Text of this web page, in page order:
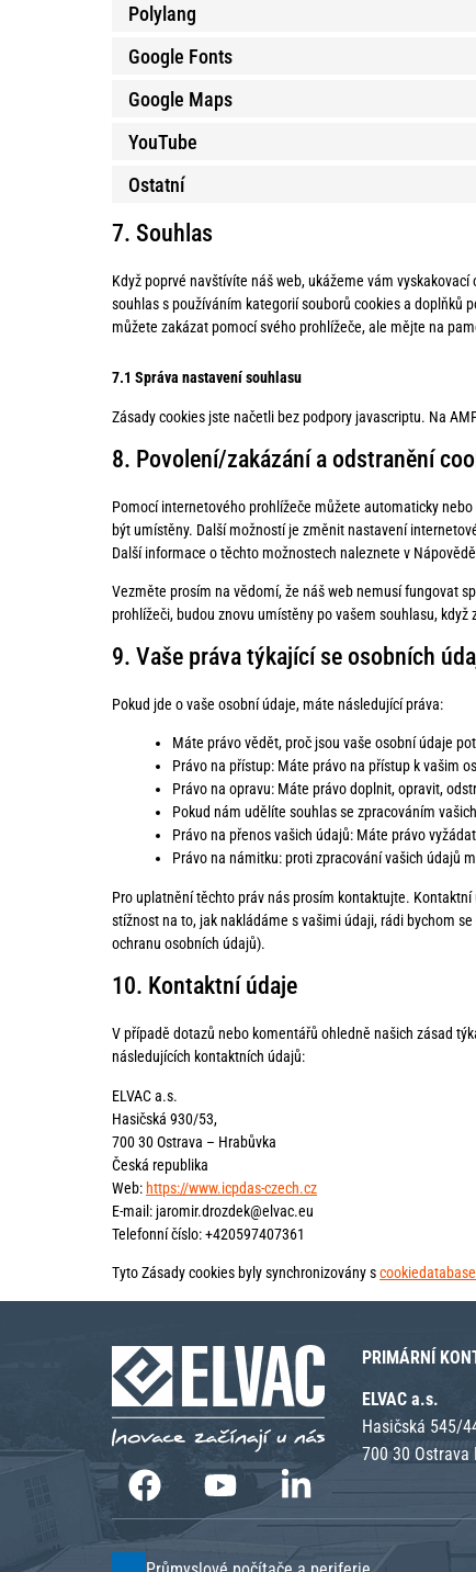
Polylang
Google Fonts
Google Maps
YouTube
Ostatní
7. Souhlas
Když poprvé navštívíte náš web, ukážeme vám
souhlas s používáním kategorií souborů cookies a doplňků
můžete zakázat pomocí svého prohlížeče, ale mějte na
7.1 Správa nastavení souhlasu
Zásady cookies jste načetli bez podpory javascriptu. Na
8. Povolení/zakázání a odstranění
Pomocí internetového prohlížeče můžete automaticky
být umístěny. Další možností je změnit nastavení
Další informace o těchto možnostech naleznete v
Vezměte prosím na vědomí, že náš web nemusí fungovat
prohlížeči, budou znovu umístěny po vašem souhlasu, když
9. Vaše práva týkající se osobních
Pokud jde o vaše osobní údaje, máte následující práva:
Máte právo vědět, proč jsou vaše osobní údaje
Právo na přístup: Máte právo na přístup k vašim
Právo na opravu: Máte právo doplnit, opravit,
Pokud nám udělíte souhlas se zpracováním
Právo na přenos vašich údajů: Máte právo
Právo na námitku: proti zpracování vašich údajů
Pro uplatnění těchto práv nás prosím kontaktujte.
stížnost na to, jak nakládáme s vašimi údaji, rádi bychom
ochranu osobních údajů).
10. Kontaktní údaje
V případě dotazů nebo komentářů ohledně našich zásad
následujících kontaktních údajů:
ELVAC a.s.
Hasičská 930/53,
700 30 Ostrava – Hrabůvka
Česká republika
Web: https://www.icpdas-czech.cz
E-mail: jaromir.drozdek@elvac.eu
Telefonní číslo: +420597407361
Tyto Zásady cookies byly synchronizovány s
PRIMÁRNÍ
ELVAC a.s.
Hasičská 545/
700 30 Ostrava